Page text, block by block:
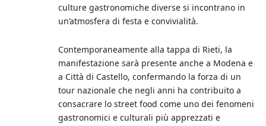
culture gastronomiche diverse si incontrano in
un’atmosfera di festa e convivialità.
Contemporaneamente alla tappa di Rieti, la
manifestazione sarà presente anche a Modena e
a Città di Castello, confermando la forza di un
tour nazionale che negli anni ha contribuito a
consacrare lo street food come uno dei fenomeni
gastronomici e culturali più apprezzati e